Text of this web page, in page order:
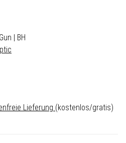
| BH
Lieferung (kostenlos/gratis)